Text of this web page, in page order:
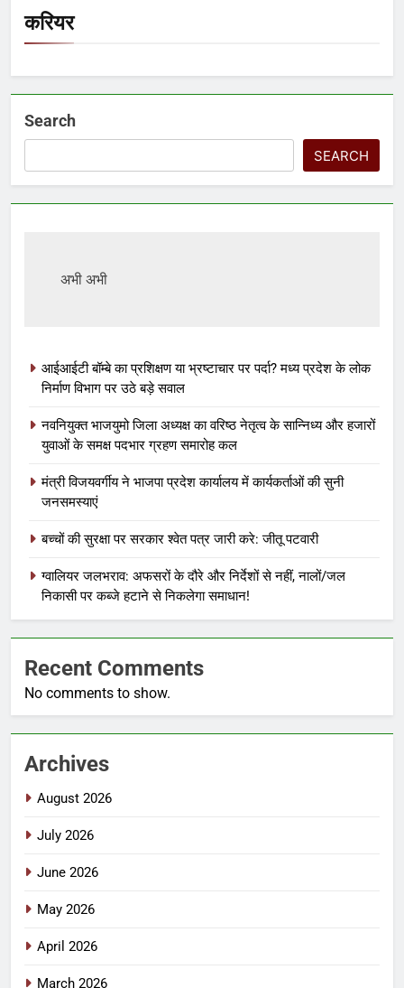
करियर
Search
SEARCH
अभी अभी
आईआईटी बॉम्बे का प्रशिक्षण या भ्रष्टाचार पर पर्दा? मध्य प्रदेश के लोक
निर्माण विभाग पर उठे बड़े सवाल
नवनियुक्त भाजयुमो जिला अध्यक्ष का वरिष्ठ नेतृत्व के सान्निध्य और हजारों
युवाओं के समक्ष पदभार ग्रहण समारोह कल
मंत्री विजयवर्गीय ने भाजपा प्रदेश कार्यालय में कार्यकर्ताओं की सुनी
जनसमस्याएं
बच्चों की सुरक्षा पर सरकार श्वेत पत्र जारी करे: जीतू पटवारी
ग्वालियर जलभराव: अफसरों के दौरे और निर्देशों से नहीं, नालों/जल
निकासी पर कब्जे हटाने से निकलेगा समाधान!
Recent Comments
No comments to show.
Archives
August 2026
July 2026
June 2026
May 2026
April 2026
March 2026